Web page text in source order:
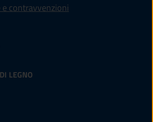
contravvenzioni
LEGNO